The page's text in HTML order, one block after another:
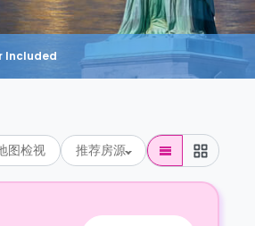
Included
图检视 推荐房源